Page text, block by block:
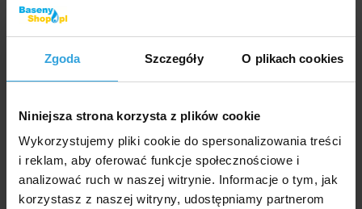
Zgoda Szczegóły O plikach cookies
Niniejsza strona korzysta z plików cookie
Wykorzystujemy pliki cookie do spersonalizowania treści
i reklam, aby oferować funkcje społecznościowe i
analizować ruch w naszej witrynie. Informacje o tym, jak
korzystasz z naszej witryny, udostępniamy partnerom
Plastikowa ryba do nurkowania.
W Magazynie > 10 szt
20,90 zł
do koszyka